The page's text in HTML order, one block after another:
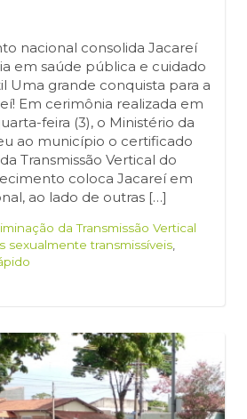
nacional consolida Jacareí
em saúde pública e cuidado
Uma grande conquista para a
Em cerimônia realizada em
feira (3), o Ministério da
ao município o certificado
Transmissão Vertical do
coloca Jacareí em
ao lado de outras […]
da Transmissão Vertical
sexualmente transmissíveis